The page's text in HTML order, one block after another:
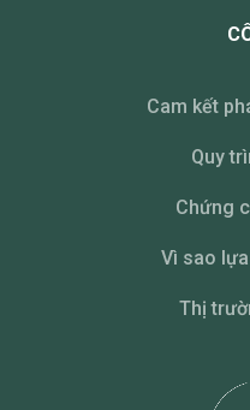
Cam kết
Quy
Chứng
Vì sao
Thị